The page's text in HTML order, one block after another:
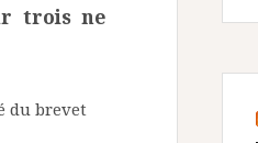
trois ne
du brevet